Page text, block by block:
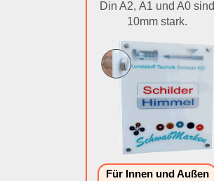
Din A2, A1 und A0 sind
10mm stark.
Für Innen und Außen